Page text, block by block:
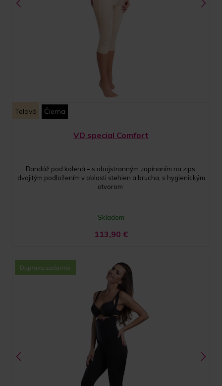
Telová Čierna
VD special Comfort
Bandáž pod kolená – s obojstranným zapínaním na zips,
dvojitým podložením v oblasti stehien a brucha, s hygienickým
otvorom
Skladom
113,90 €